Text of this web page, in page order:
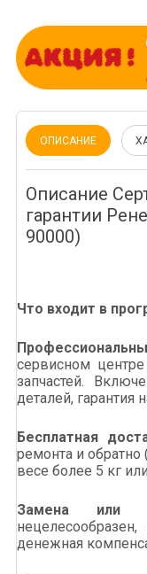
ОПИСАНИЕ
Описание
гарантии
90000)
Что входит в
сервисном
запчастей.
деталей, гарантия
Бесплатная
ремонта и обратно
весе более 5 кг
Замена или
денежная